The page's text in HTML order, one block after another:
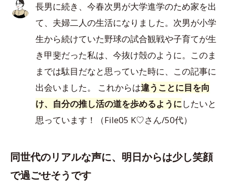
長男に続き、今春次男が大学進学のため家を出
て、夫婦二人の生活になりました。次男が小学
生から続けていた野球の試合観戦や子育てが生
き甲斐だった私は、今抜け殻のように。このま
までは駄目だなと思っていた時に、この記事に
出会いました。 これからは違うことに目を向
け、自分の推し活の道を歩めるようにしたいと
思っています！（File05 K♡さん/50代）
同世代のリアルな声に、明日からは少し笑顔
で過ごせそうです